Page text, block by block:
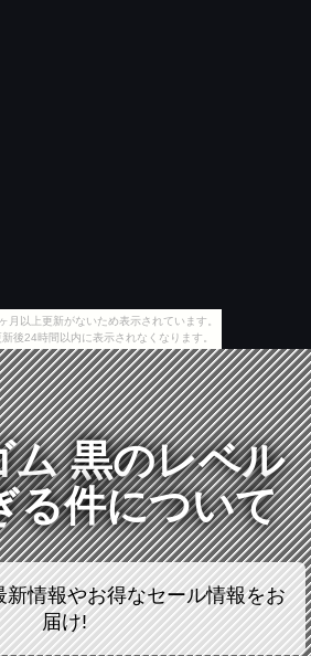
月以上更新がないため表示されています。
後24時間以内に表示されなくなります。
ム 黒のレベル
る件について
情報やお得なセール情報をお
届け!